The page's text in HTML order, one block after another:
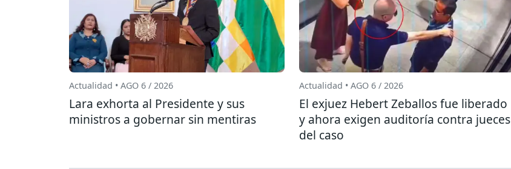
Actualidad • AGO 6 / 2026
Lara exhorta al Presidente y sus
ministros a gobernar sin mentiras
Actualidad • AGO 6 / 2026
El exjuez Hebert Zeballos fue liberado
y ahora exigen auditoría contra jueces
del caso